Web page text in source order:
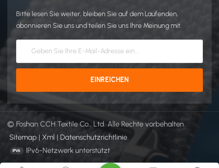
Bitte lesen Sie weiter, bleiben Sie auf dem Laufenden,
abonnieren Sie uns und teilen Sie uns Ihre Meinung mit.
© Foshan CCH Textile Co., Ltd. Alle Rechte vorbehalten.
Sitemap | Xml | Datenschutzrichtlinie
IPv6-Netzwerk unterstützt